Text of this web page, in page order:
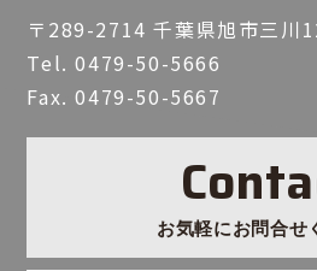
〒289-2714 千葉県旭市三川
Tel.0479-50-5666
Fax. 0479-50-5667
お気軽にお問合せ